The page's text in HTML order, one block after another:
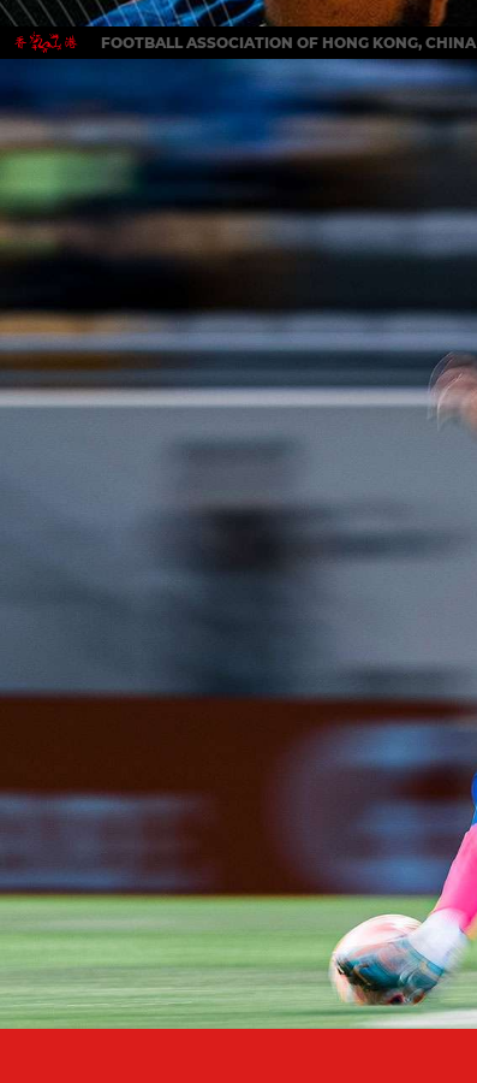
FOOTBALL ASSOCIATION OF HONG KONG, CHINA